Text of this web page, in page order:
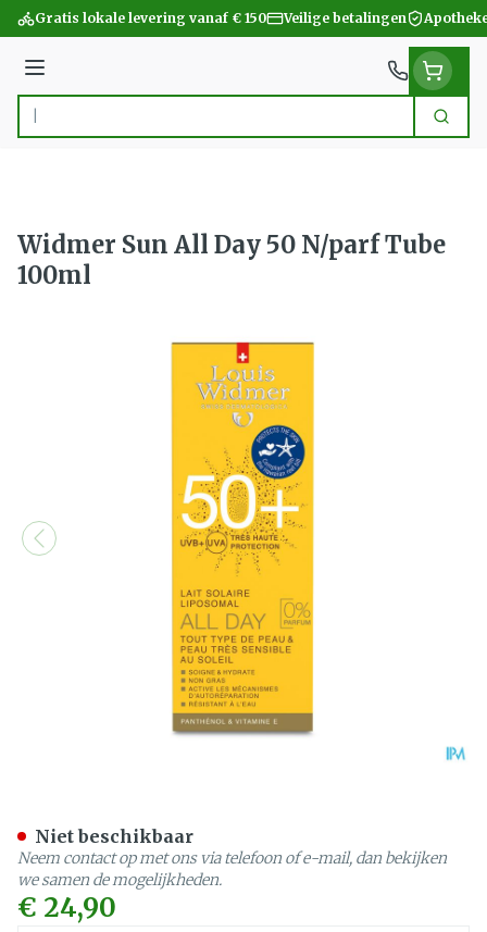
Ga naar de inhoud
Gratis lokale levering vanaf € 150 Veilige betalingen
Menu
Product, merk, categorie... Zoek
Widmer Sun All Day 50 N/parf Tube
100ml
€ 24,90
Niet beschikbaar
Neem contact op met ons via telefoon of e-mail, dan bekijken
we samen de mogelijkheden.